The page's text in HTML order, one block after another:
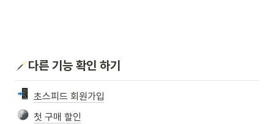
다른 기능 확인 하기
초스피드 회원가입
첫 구매 할인